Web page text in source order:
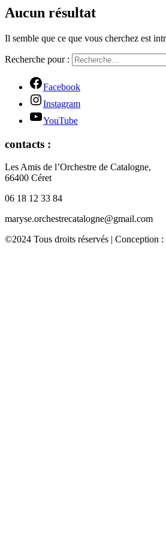
Aucun résultat
Il semble que ce que vous cherchez est
Recherche pour :
Facebook
Instagram
YouTube
contacts :
Les Amis de l’Orchestre de Catalogne,
66400 Céret
06 18 12 33 84
maryse.orchestrecatalogne@gmail.com
©2024 Tous droits réservés | Conception :